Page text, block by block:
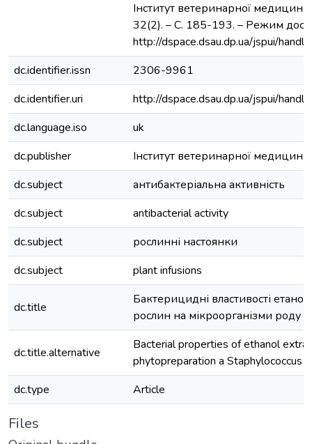
Інститут ветеринарної
32(2). – С. 185-193. – Режим
http://dspace.dsau.dp.ua/jspui/
dc.identifier.issn
2306-9961
dc.identifier.uri
http://dspace.dsau.dp.ua/jspui/
dc.language.iso
uk
dc.publisher
Інститут ветеринарної
dc.subject
антибактеріальна активність
dc.subject
antibacterial activity
dc.subject
рослинні настоянки
dc.subject
plant infusions
dc.title
Бактерицидні властивості
рослин на мікроорганізми роду
dc.title.alternative
Bacterial properties of ethanol
phytopreparation a Staphylococcus
dc.type
Article
Files